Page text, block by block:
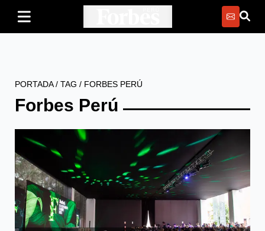
PORTADA/ TAG / FORBES PERÚ
Forbes Perú